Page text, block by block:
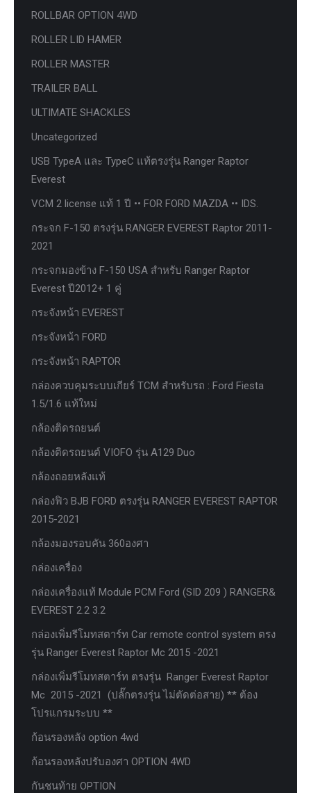
ROLLBAR OPTION 4WD
ROLLER LID HAMER
ROLLER MASTER
TRAILER BALL
ULTIMATE SHACKLES
Uncategorized
USB TypeA และ TypeC แท้ตรงรุ่น Ranger Raptor
Everest
VCM 2 license แท้ 1 ปี •• FOR FORD MAZDA •• IDS.
กระจก F-150 ตรงรุ่น RANGER EVEREST Raptor 2011-
2021
กระจกมองข้าง F-150 USA สำหรับ Ranger Raptor
Everest ปี2012+ 1 คู่
กระจังหน้า EVEREST
กระจังหน้า FORD
กระจังหน้า RAPTOR
กล่องควบคุมระบบเกียร์ TCM สำหรับรถ : Ford Fiesta
1.5/1.6 แท้ใหม่
กล้องติดรถยนต์
กล้องติดรถยนต์ VIOFO รุ่น A129 Duo
กล้องถอยหลังแท้
กล่องฟิว BJB FORD ตรงรุ่น RANGER EVEREST RAPTOR
2015-2021
กล้องมองรอบคัน 360องศา
กล่องเครื่อง
กล่องเครื่องแท้ Module PCM Ford (SID 209 ) RANGER&
EVEREST 2.2 3.2
กล่องเพิ่มรีโมทสตาร์ท Car remote control system ตรง
รุ่น Ranger Everest Raptor Mc 2015 -2021
กล่องเพิ่มรีโมทสตาร์ท ตรงรุ่น Ranger Everest Raptor
Mc 2015 -2021 (ปลั๊กตรงรุ่น ไม่ตัดต่อสาย) ** ต้อง
โปรแกรมระบบ **
ก้อนรองหลัง option 4wd
ก้อนรองหลังปรับองศา OPTION 4WD
กันชนท้าย OPTION